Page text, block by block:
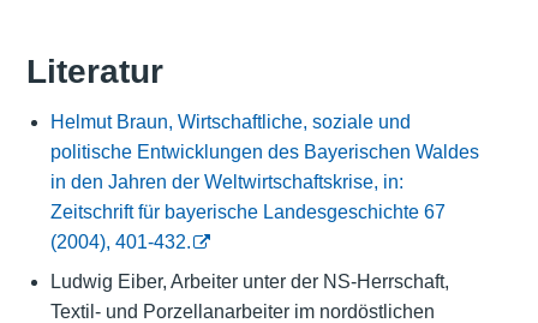
Literatur
Helmut Braun, Wirtschaftliche, soziale und
politische Entwicklungen des Bayerischen Waldes
in den Jahren der Weltwirtschaftskrise, in:
Zeitschrift für bayerische Landesgeschichte 67
(2004), 401-432.
Ludwig Eiber, Arbeiter unter der NS-Herrschaft,
Textil- und Porzellanarbeiter im nordöstlichen